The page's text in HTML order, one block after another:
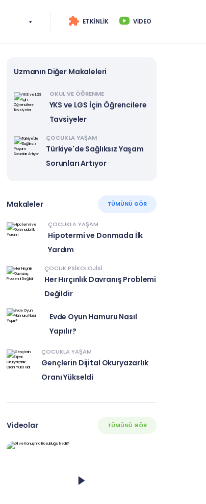
ETKINLIK VIDEO
Uzmanın Diğer Makaleleri
OKUL VE ÖĞRENME
YKS ve LGS İçin Öğrencilere
Tavsiyeler
ÇOCUKLA YAŞAM
Türkiye'de Sağlıksız Yaşam
Sorunları Artıyor
Makaleler TÜMÜNÜ GÖR
ÇOCUKLA YAŞAM
Hipotermi ve Donmada İlk
Yardım
ÇOCUK PSIKOLOJISI
Her Hırçınlık Davranış Problemi
Değildir
Evde Oyun Hamuru Nasıl
Yapılır?
ÇOCUKLA YAŞAM
Gençlerin Dijital Okuryazarlık
Oranı Yükseldi
Videolar TÜMÜNÜ GÖR